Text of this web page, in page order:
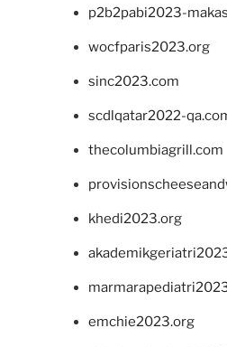
p2b2pabi2023-
wocfparis2023.org
sinc2023.com
scdlqatar2022-
thecolumbiagrill.com
khedi2023.org
emchie2023.org